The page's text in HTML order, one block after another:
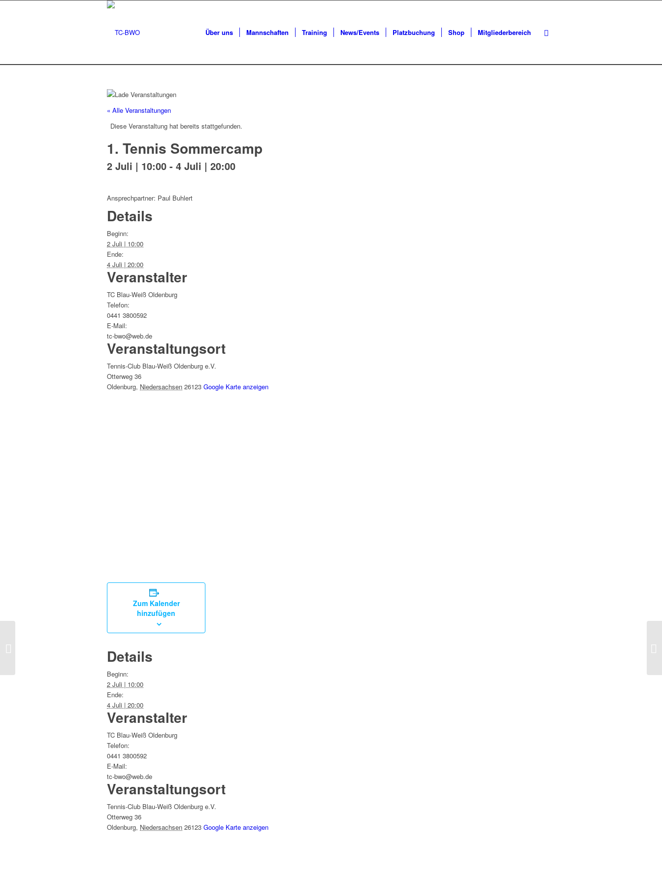
Über uns Mannschaften Training News/Events Platzbuchung Shop Mitgliederbereich
« Alle Veranstaltungen
Diese Veranstaltung hat bereits stattgefunden.
1. Tennis Sommercamp
2 Juli | 10:00 - 4 Juli | 20:00
Ansprechpartner: Paul Buhlert
Details
Beginn:
2 Juli | 10:00
Ende:
4 Juli | 20:00
Veranstalter
TC Blau-Weiß Oldenburg
Telefon:
0441 3800592
E-Mail:
tc-bwo@web.de
Veranstaltungsort
Tennis-Club Blau-Weiß Oldenburg e.V.
Otterweg 36
Oldenburg, Niedersachsen 26123 Google Karte anzeigen
Zum Kalender
hinzufügen
Details
Beginn:
2 Juli | 10:00
Ende:
4 Juli | 20:00
Veranstalter
TC Blau-Weiß Oldenburg
Telefon:
0441 3800592
E-Mail:
tc-bwo@web.de
Veranstaltungsort
Tennis-Club Blau-Weiß Oldenburg e.V.
Otterweg 36
Oldenburg, Niedersachsen 26123 Google Karte anzeigen